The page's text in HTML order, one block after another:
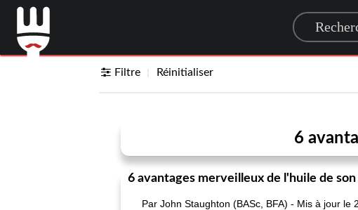
Search
Filtre Réinitialiser
6
6 avantages merveilleux de l'huile de
Par John Staughton (BASc, BFA) - Mis à jour le